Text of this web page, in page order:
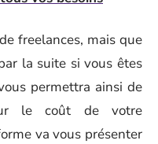
freelances, mais que
la suite si vous êtes
permettra ainsi de
le coût de votre
va vous présenter